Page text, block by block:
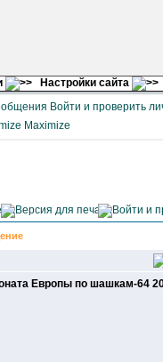
Настройки сайта
Войти и проверить
Maximize
Европы по шашкам-64